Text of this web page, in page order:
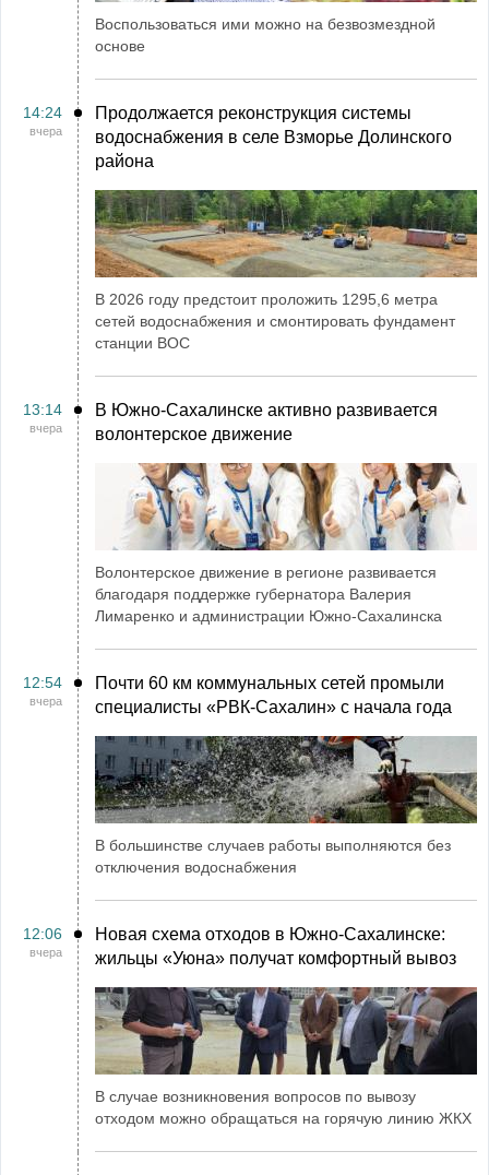
Воспользоваться ими можно на безвозмездной
основе
14:24
вчера
Продолжается реконструкция системы
водоснабжения в селе Взморье Долинского
района
В 2026 году предстоит проложить 1295,6 метра
сетей водоснабжения и смонтировать фундамент
станции ВОС
13:14
вчера
В Южно-Сахалинске активно развивается
волонтерское движение
Волонтерское движение в регионе развивается
благодаря поддержке губернатора Валерия
Лимаренко и администрации Южно-Сахалинска
12:54
вчера
Почти 60 км коммунальных сетей промыли
специалисты «РВК‑Сахалин» с начала года
В большинстве случаев работы выполняются без
отключения водоснабжения
12:06
вчера
Новая схема отходов в Южно-Сахалинске:
жильцы «Уюна» получат комфортный вывоз
В случае возникновения вопросов по вывозу
отходом можно обращаться на горячую линию ЖКХ